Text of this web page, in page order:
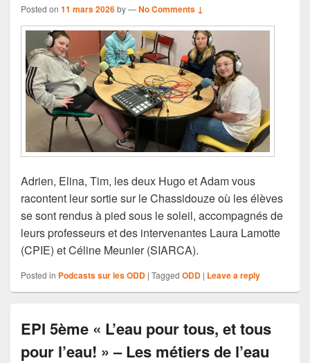
Posted on 11 mars 2026by—No Comments ↓
Adrien, Elina, Tim, les deux Hugo et Adam vous
racontent leur sortie sur le Chassidouze où les élèves
se sont rendus à pied sous le soleil, accompagnés de
leurs professeurs et des intervenantes Laura Lamotte
(CPIE) et Céline Meunier (SIARCA).
Posted in Podcasts sur les ODD | Tagged ODD | Leave a reply
EPI 5ème « L’eau pour tous, et tous
pour l’eau! » – Les métiers de l’eau